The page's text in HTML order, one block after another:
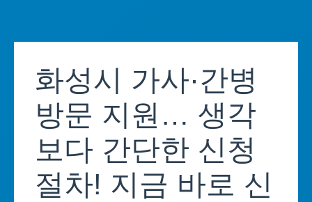
content화성시 가사·간병
방문 지원… 생각
보다 간단한 신청
절차! 지금 바로 신